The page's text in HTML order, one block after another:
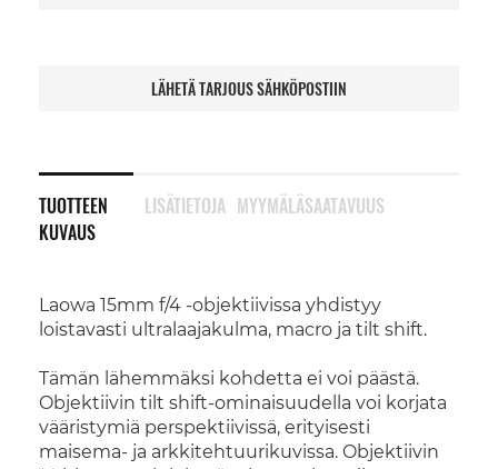
LÄHETÄ TARJOUS SÄHKÖPOSTIIN
TUOTTEEN
KUVAUS
Laowa 15mm f/4 -objektiivissa yhdistyy
loistavasti ultralaajakulma, macro ja tilt shift.
Tämän lähemmäksi kohdetta ei voi päästä.
Objektiivin tilt shift-ominaisuudella voi korjata
vääristymiä perspektiivissä, erityisesti
maisema- ja arkkitehtuurikuvissa. Objektiivin
LISÄTIETOJA MYYMÄLÄSAATAVUUS